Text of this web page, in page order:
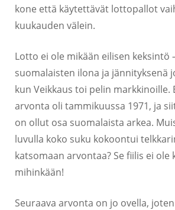
kone että käytettävät lottopallot
kuukauden välein.
Lotto ei ole mikään eilisen keksintö
suomalaisten ilona ja jännityksenä
kun Veikkaus toi pelin markkinoille.
arvonta oli tammikuussa 1971, ja
on ollut osa suomalaista arkea.
luvulla koko suku kokoontui
katsomaan arvontaa? Se fiilis ei ole
mihinkään!
Seuraava arvonta on jo ovella,